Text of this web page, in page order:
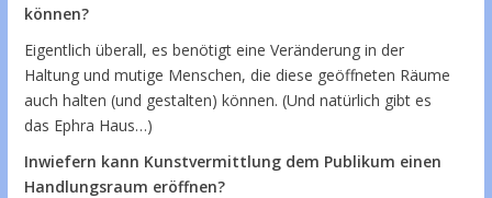
können?
Eigentlich überall, es benötigt eine Veränderung in der
Haltung und mutige Menschen, die diese geöffneten Räume
auch halten (und gestalten) können. (Und natürlich gibt es
das Ephra Haus…)
Inwiefern kann Kunstvermittlung dem Publikum einen
Handlungsraum eröffnen?